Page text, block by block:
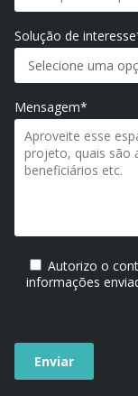
Solução de
Mensagem*
Autorizo o
informações